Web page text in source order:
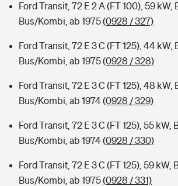
Ford Transit, 72 E 2 A (FT 100), 59 kW,
Bus/Kombi, ab 1975(0928 / 327)
Ford Transit, 72 E 3 C (FT 125), 44 kW,
Bus/Kombi, ab 1975(0928 / 328)
Ford Transit, 72 E 3 C (FT 125), 48 kW,
Bus/Kombi, ab 1974(0928 / 329)
Ford Transit, 72 E 3 C (FT 125), 55 kW,
Bus/Kombi, ab 1974(0928 / 330)
Ford Transit, 72 E 3 C (FT 125), 59 kW,
Bus/Kombi, ab 1975(0928 / 331)